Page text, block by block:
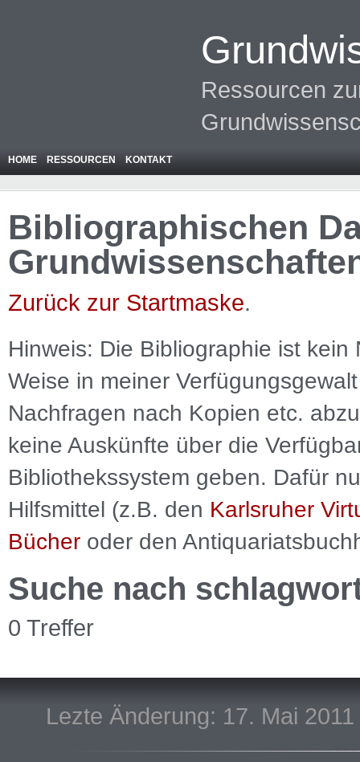
Ressourcen
HOME RESSOURCEN KONTAKT
Bibliographischen
Zurück zur Startmaske.
Hinweis: Die Bibliographie ist kein
Weise in meiner
Nachfragen nach Kopien etc.
keine Auskünfte über die
Bibliothekssystem geben. Dafür
Hilfsmittel (z.B. den Karlsruher
Bücher oder den
Suche nach
0 Treffer
Lezte Änderung: 17. Mai